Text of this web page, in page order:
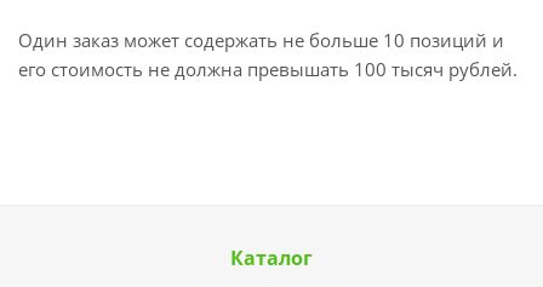
Один заказ может содержать не больше 10 позиций и
его стоимость не должна превышать 100 тысяч рублей.
Каталог